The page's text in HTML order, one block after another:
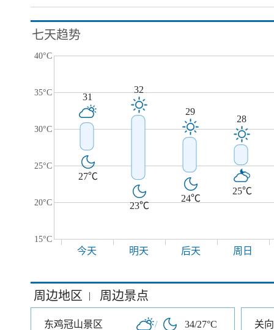
七天趋势
40°C
35°C
30°C
25°C
20°C
15°C
31
27℃
32
23℃
29
24℃
28
25℃
今天 明天 后天 周日
周边地区 | 周边景点
东鸡冠山景区 / 34/27°C 关